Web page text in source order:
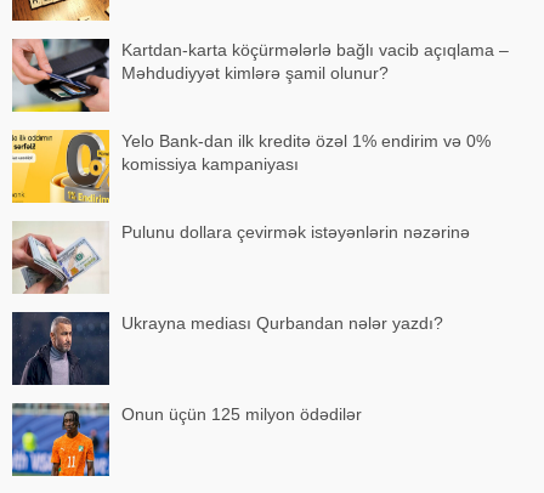
Kartdan-karta köçürmələrlə bağlı vacib açıqlama –
Məhdudiyyət kimlərə şamil olunur?
Yelo Bank-dan ilk kreditə özəl 1% endirim və 0%
komissiya kampaniyası
Pulunu dollara çevirmək istəyənlərin nəzərinə
Ukrayna mediası Qurbandan nələr yazdı?
Onun üçün 125 milyon ödədilər